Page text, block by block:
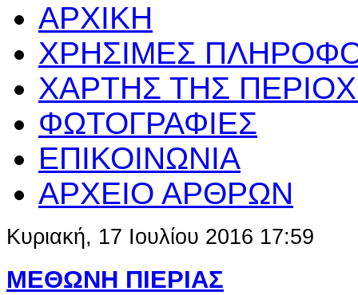
ΑΡΧΙΚΗ
ΧΡΗΣΙΜΕΣ
ΧΑΡΤΗΣ ΤΗΣ
ΦΩΤΟΓΡΑΦΙΕΣ
ΕΠΙΚΟΙΝΩΝΙΑ
ΑΡΧΕΙΟ ΑΡΘΡΩΝ
Κυριακή, 17 Ιουλίου 2016 17:59
ΜΕΘΩΝΗ ΠΙΕΡΙΑΣ